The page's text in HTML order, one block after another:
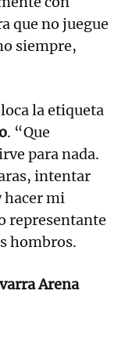
que no juegue
siempre,
la etiqueta
. “Que
para nada.
intentar
hacer mi
representante
hombros.
Arena